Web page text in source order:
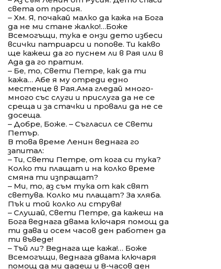
света от просия.
– Хм. Я, почакай малко да кажа на Бога
да не ми стане жалко!…Боже
Всемогъщи, тука е онзи дето избеси
всички патриарси и попове. Ти какво
ще кажеш да го пуснем ли в Рая или в
Ада да го пратим.
– Бе, то, Свети Петре, как да ти
кажа… Абе я му отреди едно
местенце в Рая.Ама гледай много-
много със слуги и прислуга да не се
среща и за стачки и провали да не се
досеща.
– Добре, Боже. – Съгласил се Свети
Петър.
В това време Ленин веднага го
запитал:
– Ти, Свети Петре, от кога си тука?
Колко ти плащат и на колко време
смяна ти изпращат?
– Ми, то, аз съм тука от как свят
светува. Колко ми плащат? За хляба.
Пък и той колко ли струва!
– Слушай, Свети Петре, да кажеш на
Бога веднага двама ключаря помощ да
ти дава и осем часов ден работен да
ти въведе!
– Тъй ли? Веднага ще кажа!… Боже
Всемогъщи, веднага двама ключаря
помощ да ми дадеш и 8-часов ден